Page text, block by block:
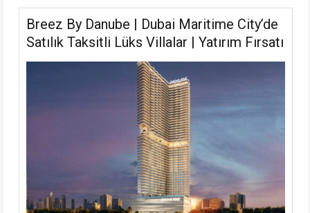
Breez By Danube | Dubai Maritime City’de
Satılık Taksitli Lüks Villalar | Yatırım Fırsatı